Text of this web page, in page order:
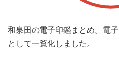
和泉田の電子印鑑まとめ。電
として一覧化しました。